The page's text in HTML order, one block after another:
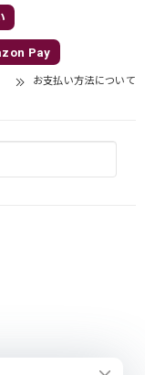
Pay
お支払い方法について